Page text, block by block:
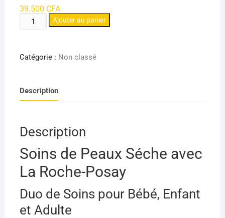
sur 5
basé
sur
notations
39.500 CFA
quantité
de
ROCHE
LIPIKAR
ROUTINE
PEAU
SÈCHE
(BÉBÉ,
L'ENFANT
ET
DE
L'ADULTE)
Ajouter au panier
Catégorie : Non classé
Description
Description
Soins de Peaux Séche avec
La Roche-Posay
Duo de Soins pour Bébé, Enfant
et Adulte